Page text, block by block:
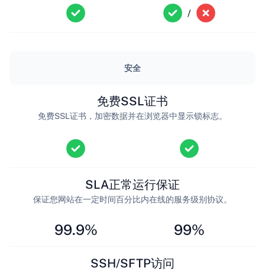
/
安全
免费SSL证书
免费SSL证书，加密数据并在浏览器中显示锁标志。
99.9%
SLA正常运行保证
保证您网站在一定时间百分比内在线的服务级别协议。
99%
SSH/SFTP访问